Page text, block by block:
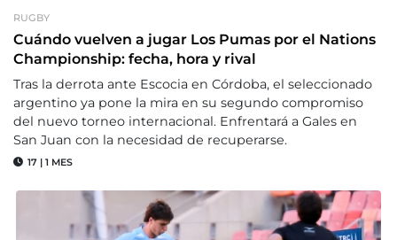
RUGBY
Cuándo vuelven a jugar Los Pumas por el Nations
Championship: fecha, hora y rival
Tras la derrota ante Escocia en Córdoba, el seleccionado
argentino ya pone la mira en su segundo compromiso
del nuevo torneo internacional. Enfrentará a Gales en
San Juan con la necesidad de recuperarse.
17 | 1 MES